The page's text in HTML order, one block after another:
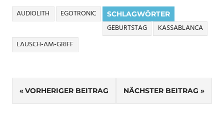
SCHLAGWÖRTER
AUDIOLITH
EGOTRONIC
GEBURTSTAG
KASSABLANCA
LAUSCH-AM-GRIFF
Beitragsnavigation
VORHERIGER BEITRAG NÄCHSTER BEITRAG